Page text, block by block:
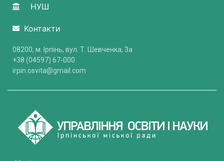
НУШ
Контакти
08200, м. Ірпінь, вул. Т. Шевченка, 3a
+38 (04597) 67-000
irpin.osvita@gmail.com